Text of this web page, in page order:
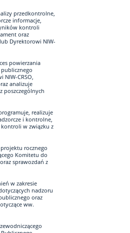
przedkontrolne,
informacje,
kontroli
oraz
Dyrektorowi NIW-
powierzania
CRSO,
analizuje
poszczególnych
realizuje
i kontrolne,
w związku z
rocznego
Komitetu do
sprawozdań z
w zakresie
nadzoru
oraz
ww.